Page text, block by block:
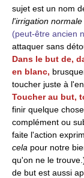
sujet est un nom
l'irrigation
(peut-être ancien
attaquer sans
Dans le but de,
en blanc,
toucher juste à
Toucher au but,
finir quelque chose.
complément ou
faite l'action
cela pour notre
qu'on ne le
de but est aussi